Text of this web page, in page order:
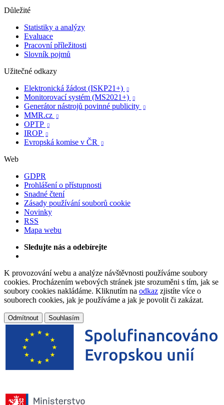
Důležité
Statistiky a analýzy
Evaluace
Pracovní příležitosti
Slovník pojmů
Užitečné odkazy
Elektronická žádost (ISKP21+)

Monitorovací systém (MS2021+) 
Generátor nástrojů povinné publicity 
MMR.cz 
OPTP 
IROP 
Evropská komise v ČR 
Web
GDPR
Prohlášení o přístupnosti
Snadné čtení
Zásady používání souborů cookie
Novinky
RSS
Mapa webu
Sledujte nás a odebírejte
K provozování webu a analýze návštěvnosti používáme soubory
cookies. Procházením webových stránek jste srozuměni s tím, jak se
soubory cookies nakládáme. Kliknutím na odkaz zjistíte více o
souborech cookies, jak je používáme a jak je povolit či zakázat.
Odmítnout Souhlasím